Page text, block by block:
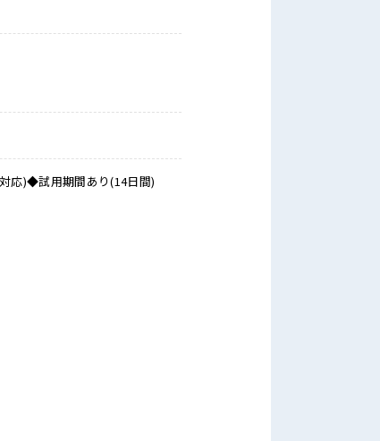
応)◆試用期間あり(14日間)